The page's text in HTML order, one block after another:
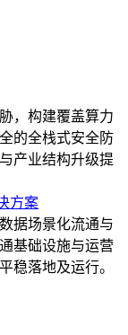
，构建覆盖算力
的全栈式安全防
产业结构升级提
方案
据场景化流通与
基础设施与运营
稳落地及运行。